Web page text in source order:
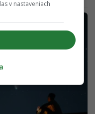
v nastaveniach